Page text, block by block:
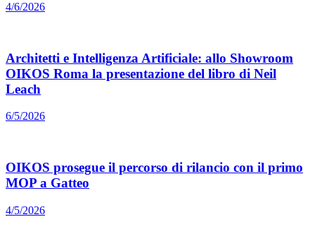
4/6/2026
Architetti e Intelligenza Artificiale: allo Showroom
OIKOS Roma la presentazione del libro di Neil
Leach
6/5/2026
OIKOS prosegue il percorso di rilancio con il primo
MOP a Gatteo
4/5/2026